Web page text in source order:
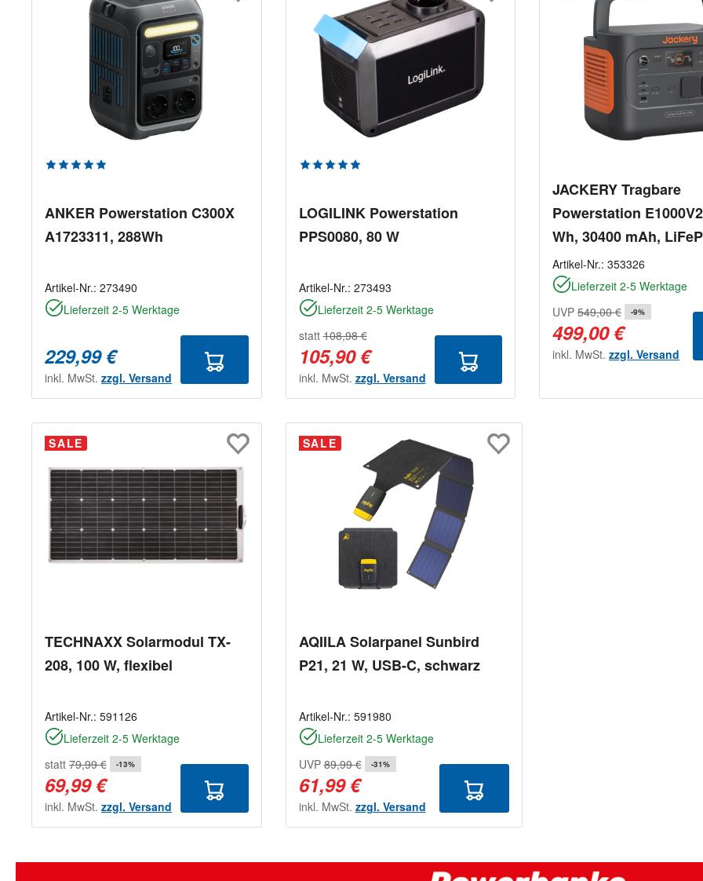
Durchschnittliche Bewertung von 5 von 5 Sternen
ANKER Powerstation C300X
A1723311, 288Wh
Artikel-Nr.: 273490
Lieferzeit 2-5 Werktage
229,99 €
inkl. MwSt. zzgl. Versand
Durchschnittliche Bewertung von 5 von 5 Sternen
LOGILINK Powerstation
PPS0080, 80 W
Artikel-Nr.: 273493
Lieferzeit 2-5 Werktage
statt 108,98 €
105,90 €
inkl. MwSt. zzgl. Versand
JACKERY Tragbare
Powerstation
Wh, 30400 mAh,
Artikel-Nr.: 353326
Lieferzeit 2-5 Werktage
UVP 549,00 € -9%
499,00 €
inkl. MwSt. zzgl. Versand
SALE
TECHNAXX Solarmodul TX-
208, 100 W, flexibel
Artikel-Nr.: 591126
Lieferzeit 2-5 Werktage
statt 79,99 € -13%
69,99 €
inkl. MwSt. zzgl. Versand
SALE
AQIILA Solarpanel Sunbird
P21, 21 W, USB-C, schwarz
Artikel-Nr.: 591980
Lieferzeit 2-5 Werktage
UVP 89,99 € -31%
61,99 €
inkl. MwSt. zzgl. Versand